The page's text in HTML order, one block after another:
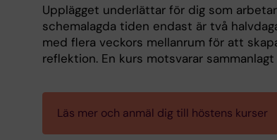
Upplägget underlättar för dig som
schemalagda tiden endast är två
med flera veckors mellanrum för att
reflektion. En kurs motsvarar
Läs mer och anmäl dig till höstens kurser